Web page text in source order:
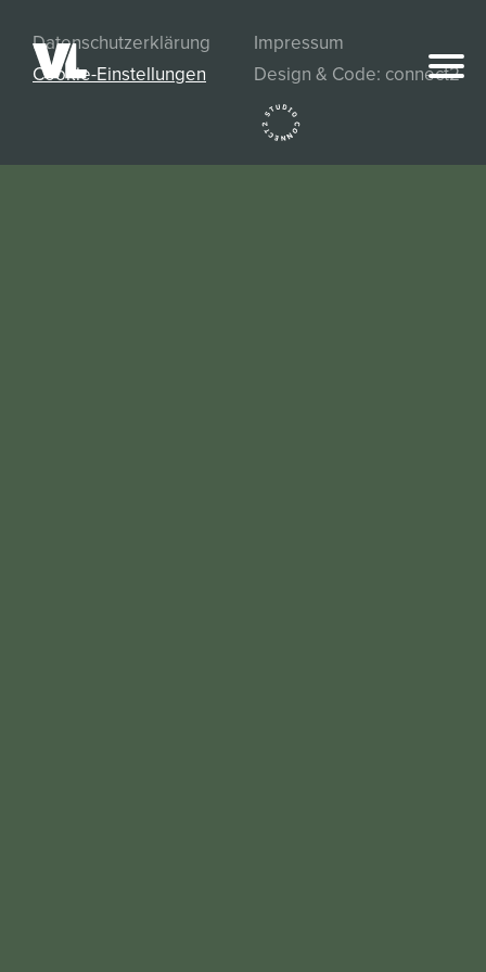
Datenschutzerklärung
Impressum
Cookie-Einstellungen
Design & Code: connect2